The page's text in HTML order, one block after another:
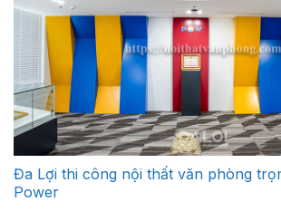
Đa Lợi thi công nội thất văn phòng
Power